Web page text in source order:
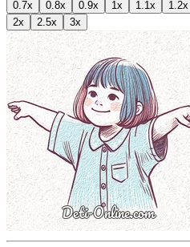
0.7x 0.8x 0.9x 1x 1.1x 1.2x
2x
2.5x 3x